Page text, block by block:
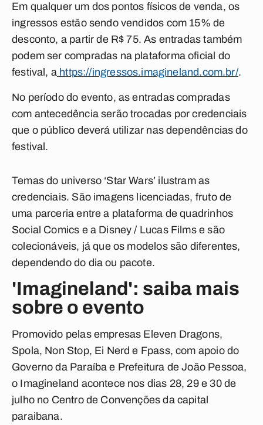
Em qualquer um dos pontos físicos de venda, os
ingressos estão sendo vendidos com 15% de
desconto, a partir de R$ 75. As entradas também
podem ser compradas na plataforma oficial do
festival, ahttps://ingressos.imagineland.com.br/.
No período do evento, as entradas compradas
com antecedência serão trocadas por credenciais
que o público deverá utilizar nas dependências do
festival.
Temas do universo ‘Star Wars’ ilustram as
credenciais. São imagens licenciadas, fruto de
uma parceria entre a plataforma de quadrinhos
Social Comics e a Disney / Lucas Films e são
colecionáveis, já que os modelos são diferentes,
dependendo do dia ou pacote.
'Imagineland': saiba mais
sobre o evento
Promovido pelas empresas Eleven Dragons,
Spola, Non Stop, Ei Nerd e Fpass, com apoio do
Governo da Paraíba e Prefeitura de João Pessoa,
o Imagineland acontece nos dias 28, 29 e 30 de
julho no Centro de Convenções da capital
paraibana.